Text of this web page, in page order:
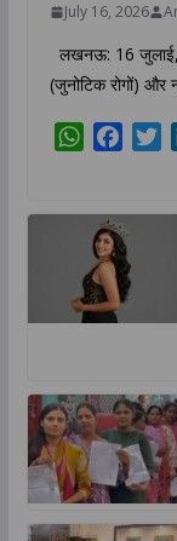
July 16, 2026
लखनऊ: 16 जुलाई,
(जुनोटिक रोगों) और
W
s
A
p
e
b
o
o